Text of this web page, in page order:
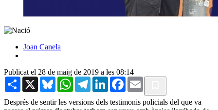
Joan Canela
Publicat el 28 de maig de 2019 a les 08:14
Share X BlueskyWhatsAppTelegramLinkedInFacebook
Email
Després de sentir les versions dels testimonis policials del que va